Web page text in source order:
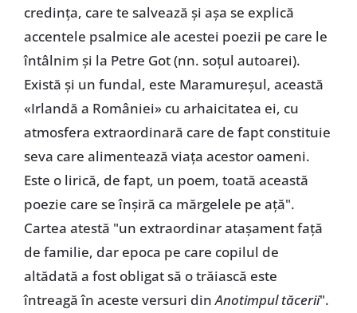
credința, care te salvează și așa se explică
accentele psalmice ale acestei poezii pe care le
întâlnim și la Petre Got (nn. soțul autoarei).
Există și un fundal, este Maramureșul, această
«Irlandă a României» cu arhaicitatea ei, cu
atmosfera extraordinară care de fapt constituie
seva care alimentează viața acestor oameni.
Este o lirică, de fapt, un poem, toată această
poezie care se înșiră ca mărgelele pe ață".
Cartea atestă "un extraordinar atașament față
de familie, dar epoca pe care copilul de
altădată a fost obligat să o trăiască este
întreagă în aceste versuri dinAnotimpul tăcerii".